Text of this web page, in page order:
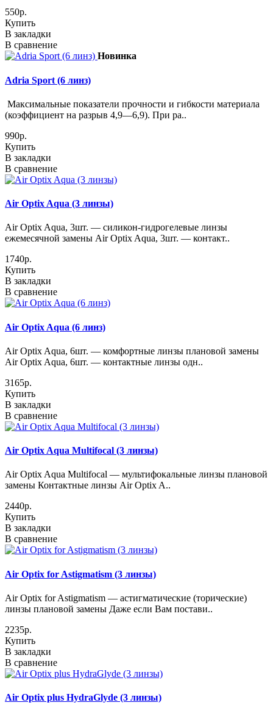
550р.
Купить
В закладки
В сравнение
Новинка
Adria Sport (6 линз)
Максимальные показатели прочности и гибкости материала
(коэффициент на разрыв 4,9—6,9). При ра..
990р.
Купить
В закладки
В сравнение
Air Optix Aqua (3 линзы)
Air Optix Aqua, 3шт. — силикон-гидрогелевые линзы
ежемесячной замены Air Optix Aqua, 3шт. — контакт..
1740р.
Купить
В закладки
В сравнение
Air Optix Aqua (6 линз)
Air Optix Aqua, 6шт. — комфортные линзы плановой замены
Air Optix Aqua, 6шт. — контактные линзы одн..
3165р.
Купить
В закладки
В сравнение
Air Optix Aqua Multifocal (3 линзы)
Air Optix Aqua Multifocal — мультифокальные линзы плановой
замены Контактные линзы Air Optix A..
2440р.
Купить
В закладки
В сравнение
Air Optix for Astigmatism (3 линзы)
Air Optix for Astigmatism — астигматические (торические)
линзы плановой замены Даже если Вам постави..
2235р.
Купить
В закладки
В сравнение
Air Optix plus HydraGlyde (3 линзы)